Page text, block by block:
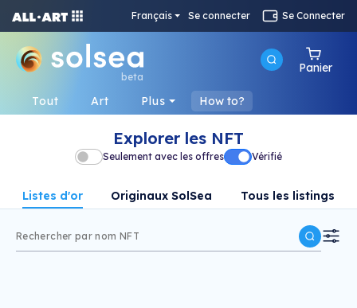
Français Se connecter Se Connecter
beta
Panier
Tout Art Plus How to?
Explorer les NFT
Seulement avec les offres Vérifié
Listes d'or Originaux SolSea Tous les listings